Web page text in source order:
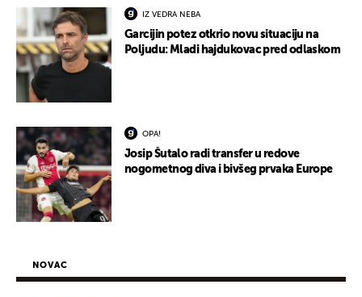
IZ VEDRA NEBA
Garcijin potez otkrio novu situaciju na
Poljudu: Mladi hajdukovac pred odlaskom
OPA!
Josip Šutalo radi transfer u redove
nogometnog diva i bivšeg prvaka Europe
NOVAC